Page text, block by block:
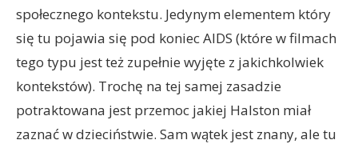
społecznego kontekstu. Jedynym elementem który
się tu pojawia się pod koniec AIDS (które w filmach
tego typu jest też zupełnie wyjęte z jakichkolwiek
kontekstów). Trochę na tej samej zasadzie
potraktowana jest przemoc jakiej Halston miał
zaznać w dzieciństwie. Sam wątek jest znany, ale tu